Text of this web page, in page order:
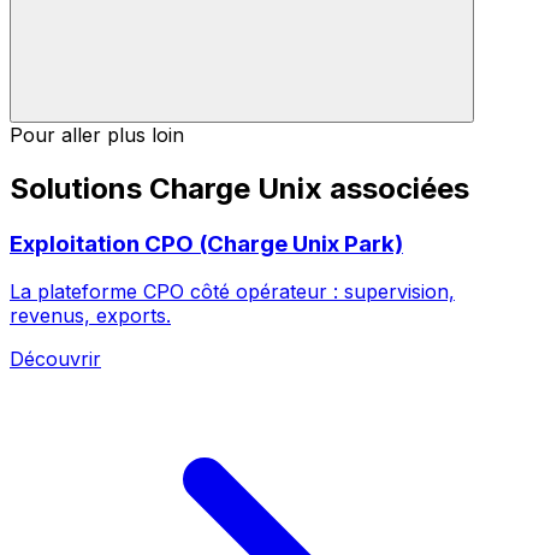
Pour aller plus loin
Solutions Charge Unix associées
Exploitation CPO (Charge Unix Park)
La plateforme CPO côté opérateur : supervision,
revenus, exports.
Découvrir